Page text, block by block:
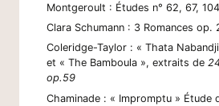
Montgeroult : Études n° 62, 67,
Clara Schumann : 3 Romances op.
Coleridge-Taylor : « Thata
et « The Bamboula », extraits de
op.59
Chaminade : « Impromptu » Étude